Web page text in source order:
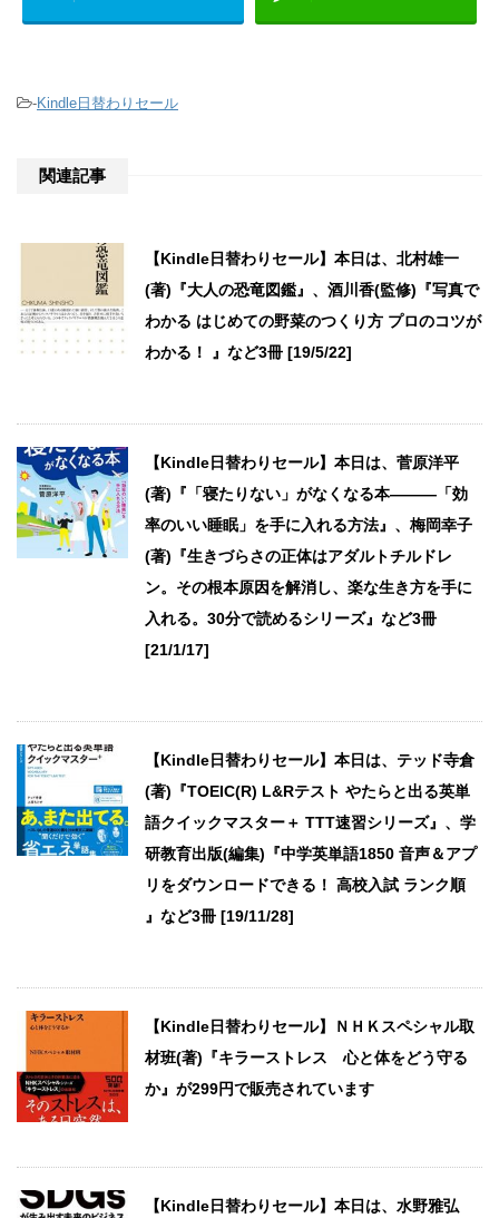
-Kindle日替わりセール
関連記事
【Kindle日替わりセール】本日は、北村雄一
(著)『大人の恐竜図鑑』、酒川香(監修)『写真で
わかる はじめての野菜のつくり方 プロのコツが
わかる！ 』など3冊 [19/5/22]
【Kindle日替わりセール】本日は、菅原洋平
(著)『「寝たりない」がなくなる本―――「効
率のいい睡眠」を手に入れる方法』、梅岡幸子
(著)『生きづらさの正体はアダルトチルドレ
ン。その根本原因を解消し、楽な生き方を手に
入れる。30分で読めるシリーズ』など3冊
[21/1/17]
【Kindle日替わりセール】本日は、テッド寺倉
(著)『TOEIC(R) L&Rテスト やたらと出る英単
語クイックマスター＋ TTT速習シリーズ』、学
研教育出版(編集)『中学英単語1850 音声＆アプ
リをダウンロードできる！ 高校入試 ランク順
』など3冊 [19/11/28]
【Kindle日替わりセール】ＮＨＫスペシャル取
材班(著)『キラーストレス 心と体をどう守る
か』が299円で販売されています
【Kindle日替わりセール】本日は、水野雅弘